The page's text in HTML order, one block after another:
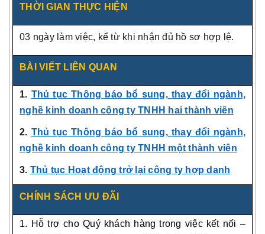
THỜI GIAN THỰC HIỆN
03 ngày làm việc, kể từ khi nhận đủ hồ sơ hợp lệ.
BÀI VIẾT LIÊN QUAN
1. Thủ tục Thông báo bổ sung, thay đổi ngành,
nghề kinh doanh công ty TNHH hai thành viên
2. Thủ tục Thông báo bổ sung, thay đổi ngành,
nghề kinh doanh công ty TNHH một thành viên
3. Thủ tục Hoạt động trở lại công ty hợp danh
CHÍNH SÁCH ƯU ĐÃI
1. Hỗ trợ cho Quý khách hàng trong việc kết nối –